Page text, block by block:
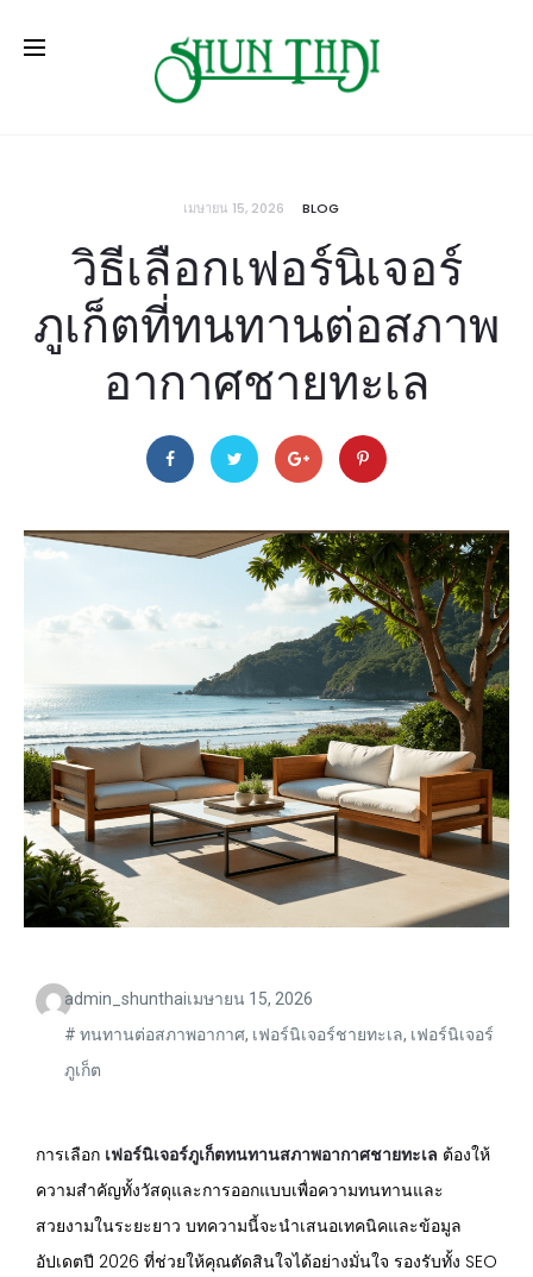
เมษายน 15, 2026 BLOG
วิธีเลือกเฟอร์นิเจอร์
ภูเก็ตที่ทนทานต่อสภาพ
อากาศชายทะเล
admin_shunthaiเมษายน 15, 2026
# ทนทานต่อสภาพอากาศ, เฟอร์นิเจอร์ชายทะเล, เฟอร์นิเจอร์
ภูเก็ต
การเลือก เฟอร์นิเจอร์ภูเก็ตทนทานสภาพอากาศชายทะเล ต้องให้
ความสำคัญทั้งวัสดุและการออกแบบเพื่อความทนทานและ
สวยงามในระยะยาว บทความนี้จะนำเสนอเทคนิคและข้อมูล
อัปเดตปี 2026 ที่ช่วยให้คุณตัดสินใจได้อย่างมั่นใจ รองรับทั้ง SEO